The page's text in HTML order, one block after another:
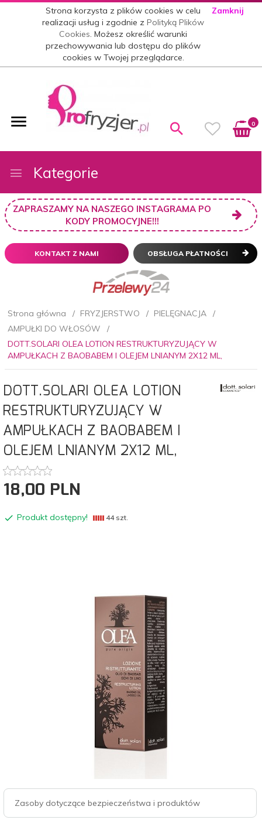
Strona korzysta z plików cookies w celu
realizacji usług i zgodnie zPolityką Plików
Cookies. Możesz określić warunki
przechowywania lub dostępu do plików
cookies w Twojej przeglądarce.
Zamknij
0
Kategorie
ZAPRASZAMY NA NASZEGO INSTAGRAMA PO
KODY PROMOCYJNE!!!
KONTAKT Z NAMI OBSŁUGA PŁATNOŚCI
Strona główna FRYZJERSTWO
PIELĘGNACJA
AMPUŁKI DO WŁOSÓW
DOTT.SOLARI OLEA LOTION RESTRUKTURYZUJĄCY W
AMPUŁKACH Z BAOBABEM I OLEJEM LNIANYM 2X12 ML,
DOTT.SOLARI OLEA LOTION
RESTRUKTURYZUJĄCY W
AMPUŁKACH Z BAOBABEM I
OLEJEM LNIANYM 2X12 ML,
18,00 PLN
Produkt dostępny! 44 szt.
Zasoby dotyczące bezpieczeństwa i produktów